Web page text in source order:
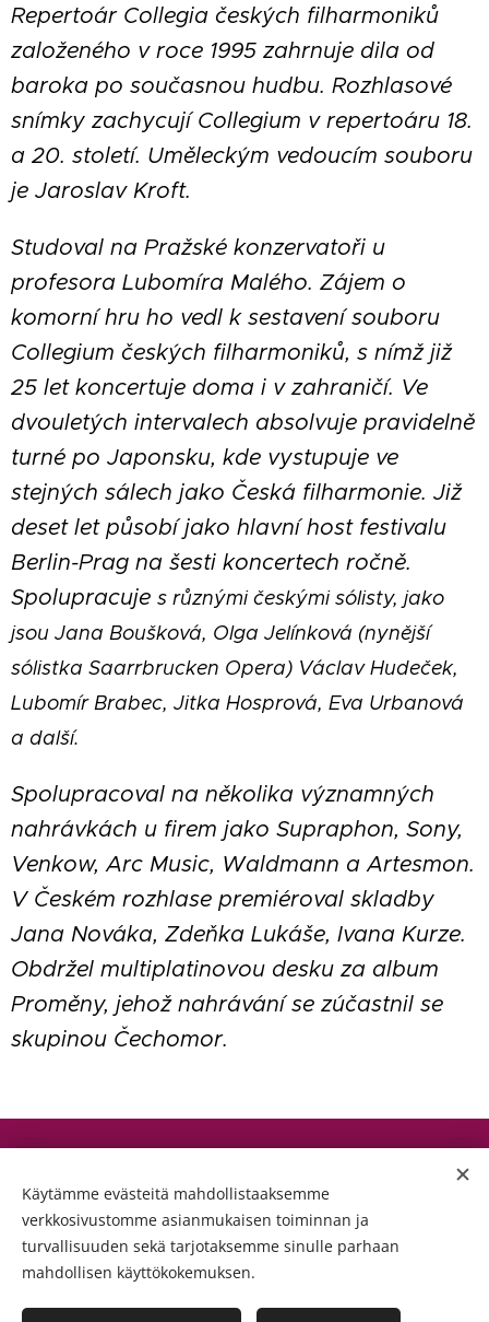
Repertoár Collegia českých filharmoniků
založeného v roce 1995 zahrnuje dila od
baroka po současnou hudbu. Rozhlasové
snímky zachycují Collegium v repertoáru 18.
a 20. století. Uměleckým vedoucím souboru
je Jaroslav Kroft.
Studoval na Pražské konzervatoři u
profesora Lubomíra Malého. Zájem o
komorní hru ho vedl k sestavení souboru
Collegium českých filharmoniků, s nímž již
25 let koncertuje doma i v zahraničí. Ve
dvouletých intervalech absolvuje pravidelně
turné po Japonsku, kde vystupuje ve
stejných sálech jako Česká filharmonie. Již
deset let působí jako hlavní host festivalu
Berlin-Prag na šesti koncertech ročně.
Spolupracuje s různými českými sólisty, jako
jsou Jana Boušková, Olga Jelínková (nynější
sólistka Saarrbrucken Opera) Václav Hudeček,
Lubomír Brabec, Jitka Hosprová, Eva Urbanová
a další.
Spolupracoval na několika významných
nahrávkách u firem jako Supraphon, Sony,
Venkow, Arc Music, Waldmann a Artesmon.
V Českém rozhlase premiéroval skladby
Jana Nováka, Zdeňka Lukáše, Ivana Kurze.
Obdržel multiplatinovou desku za album
Proměny, jehož nahrávání se zúčastnil se
skupinou Čechomor.
reserved.
Vytvořeno Česká umělecká agentura REART
© Copyright 2023. All rights reserved. .
Käytämme evästeitä mahdollistaaksemme
verkkosivustomme asianmukaisen toiminnan ja
turvallisuuden sekä tarjotaksemme sinulle parhaan
mahdollisen käyttökokemuksen.